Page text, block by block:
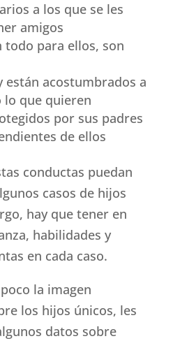
a los que se les
amigos
todo para ellos, son
están acostumbrados a
que quieren
por sus padres
de ellos
conductas puedan
casos de hijos
hay que tener en
habilidades y
en cada caso.
la imagen
los hijos únicos, les
datos sobre